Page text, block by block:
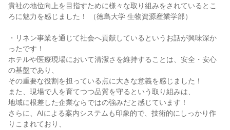
貴社の地位向上を目指すために様々な取り組みをされているとこ
ろに魅力を感じました！ （徳島大学 生物資源産業学部）
・リネン事業を通じて社会へ貢献しているというお話が興味深か
ったです！
ホテルや医療現場において清潔さを維持することは、安全・安心
の基盤であり、
その重要な役割を担っている点に大きな意義を感じました！
また、現場で人を育てつつ品質を守るという取り組みは、
地域に根差した企業ならではの強みだと感じています！
さらに、AIによる案内システムも印象的で、技術的にしっかり作
りこまれており、